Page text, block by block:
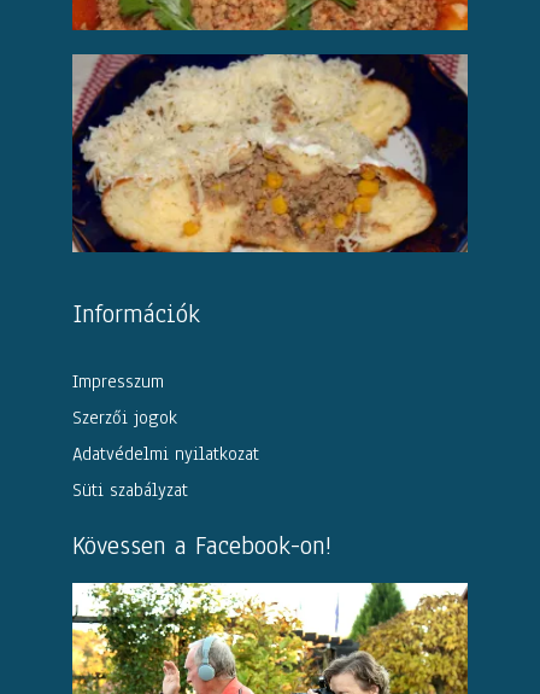
Információk
Impresszum
Szerzői jogok
Adatvédelmi nyilatkozat
Süti szabályzat
Kövessen a Facebook-on!